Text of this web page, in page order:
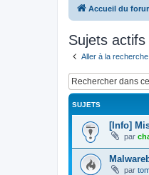
Accueil du
Sujets actifs
Aller à la
SUJETS
[Info]
par
par